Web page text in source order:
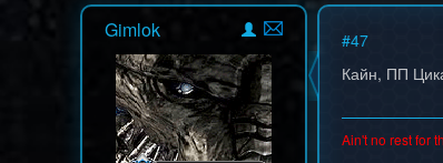
Gimlok #47
Кайн, ПП
Ain't no rest for